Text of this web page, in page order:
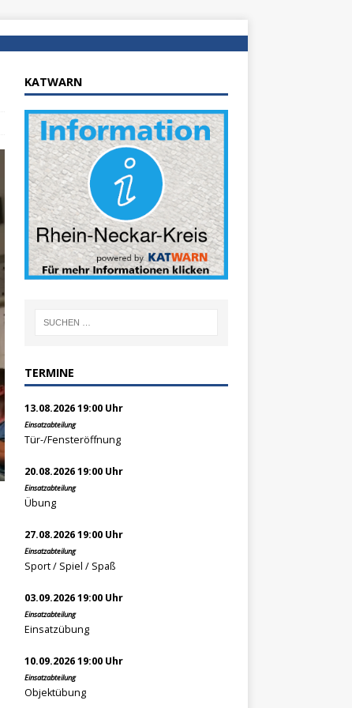
KATWARN
TERMINE
13.08.2026 19:00 Uhr
Einsatzabteilung
Tür-/Fensteröffnung
20.08.2026 19:00 Uhr
Einsatzabteilung
Übung
27.08.2026 19:00 Uhr
Einsatzabteilung
Sport / Spiel / Spaß
03.09.2026 19:00 Uhr
Einsatzabteilung
Einsatzübung
10.09.2026 19:00 Uhr
Einsatzabteilung
Objektübung